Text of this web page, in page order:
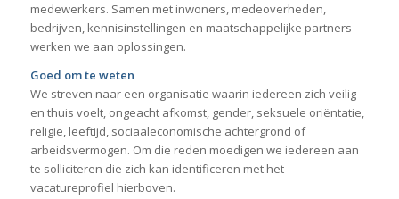
medewerkers. Samen met inwoners, medeoverheden,
bedrijven, kennisinstellingen en maatschappelijke partners
werken we aan oplossingen.
Goed om te weten
We streven naar een organisatie waarin iedereen zich veilig
en thuis voelt, ongeacht afkomst, gender, seksuele oriëntatie,
religie, leeftijd, sociaaleconomische achtergrond of
arbeidsvermogen. Om die reden moedigen we iedereen aan
te solliciteren die zich kan identificeren met het
vacatureprofiel hierboven.